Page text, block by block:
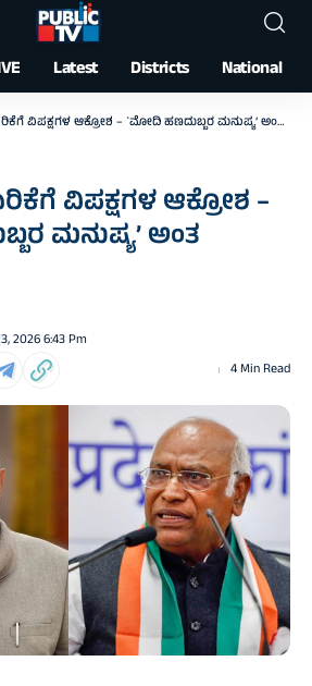
Latest Districts National
ವಿಪಕ್ಷಗಳ ಆಕ್ರೋಶ – `ಮೋದಿ ಹಣದುಬ್ಬರ ಮನುಷ್ಯ’ ಅಂತ ಕಾಂಗ್ರೆಸ್ ಕಿಡಿ
ವಿಪಕ್ಷಗಳ ಆಕ್ರೋಶ –
ಮನುಷ್ಯ’ ಅಂತ
2026 6:43 Pm
4 Min Read